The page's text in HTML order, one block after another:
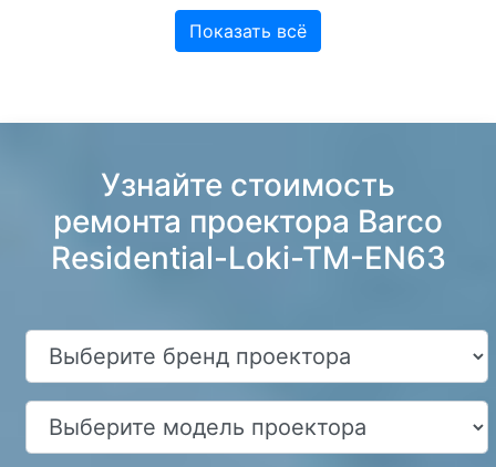
Показать всё
Узнайте стоимость
ремонта проектора Barco
Residential-Loki-TM-EN63